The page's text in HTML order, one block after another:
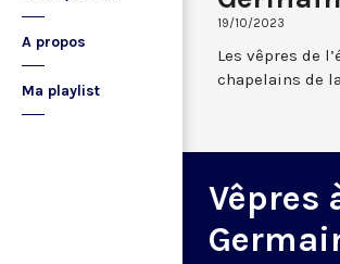
A propos
Ma playlist
19/10/2023
Les vêpres de
chapelains de
Vêpres